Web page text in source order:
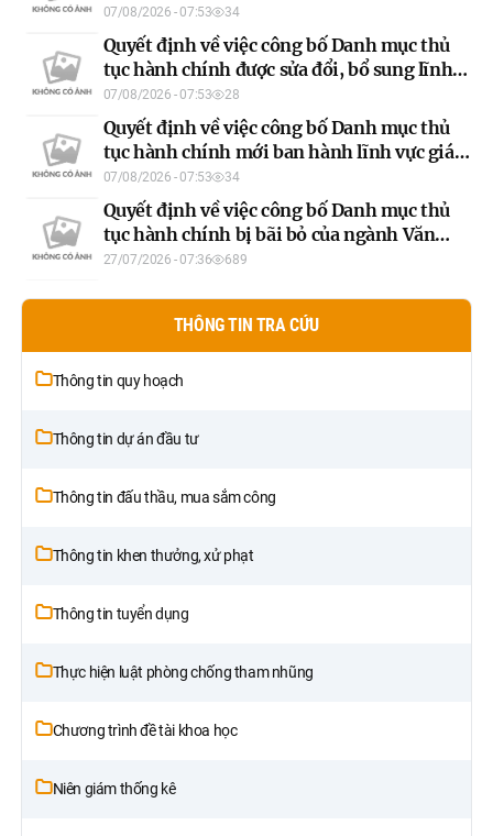
sửa đổi, bổ sung và bị bãi bỏ của ngành Nội
vụ áp dụng trên địa bàn tỉnh
07/08/2026 - 07:53 34
Quyết định về việc công bố Danh mục thủ
tục hành chính được sửa đổi, bổ sung lĩnh
vực Nghệ thuật biểu diễn của ngành Văn
hóa, Thể thao và Du lịch áp dụng trên địa
bàn tỉnh Tuyên Quang
07/08/2026 - 07:53 28
Quyết định về việc công bố Danh mục thủ
tục hành chính mới ban hành lĩnh vực giáo
dục và đào tạo thuộc hệ thống giáo dục
quốc dân của ngành Giáo dục và Đào tạo áp
dụng trên địa bàn tỉnh Tuyên Quang
07/08/2026 - 07:53 34
Quyết định về việc công bố Danh mục thủ
tục hành chính bị bãi bỏ của ngành Văn
hóa, Thể thao và Du lịch áp dụng trên địa
27/07/2026 - 07:36 689
THÔNG TIN TRA CỨU
Thông tin quy hoạch
Thông tin dự án đầu tư
Thông tin đấu thầu, mua sắm công
Thông tin khen thưởng, xử phạt
Thông tin tuyển dụng
Thực hiện luật phòng chống tham nhũng
Chương trình đề tài khoa học
Niên giám thống kê